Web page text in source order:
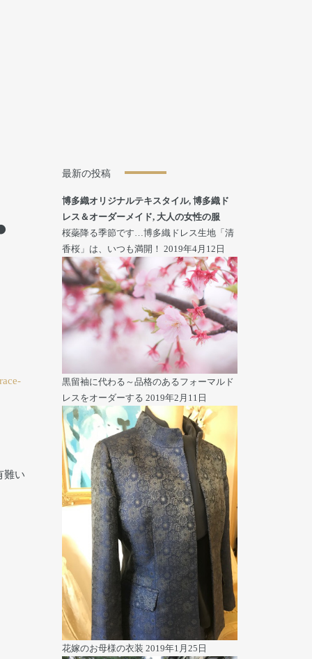
難い
最新の投稿
博多織オリジナルテキスタイル, 博多織ド
レス＆オーダーメイド, 大人の女性の服
桜蘂降る季節です…博多織ドレス生地「清
香桜」は、いつも満開！ 2019年4月12日
黒留袖に代わる～品格のあるフォーマルド
レスをオーダーする 2019年2月11日
花嫁のお母様の衣装 2019年1月25日